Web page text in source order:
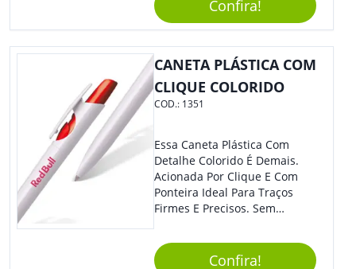
Marca.
Confira!
CANETA PLÁSTICA COM
CLIQUE COLORIDO
COD.: 1351
Essa Caneta Plástica Com
Detalhe Colorido É Demais.
Acionada Por Clique E Com
Ponteira Ideal Para Traços
Firmes E Precisos. Sem
Brinde Para Representar Sua
Marca. Dimensões: 1.6 Cm X
Confira!